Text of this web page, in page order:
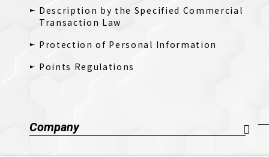
Description by the Specified Commercial
Transaction Law
Protection of Personal Information
Points Regulations
Company